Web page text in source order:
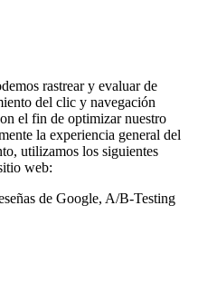
rastrear y evaluar de
del clic y navegación
el fin de optimizar nuestro
la experiencia general del
utilizamos los siguientes
web:
de Google, A/B-Testing